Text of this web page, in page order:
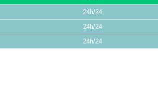
24h/24
24h/24
24h/24